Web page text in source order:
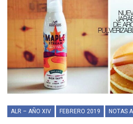
ALR – AÑO XIV FEBRERO 2019 NOTAS